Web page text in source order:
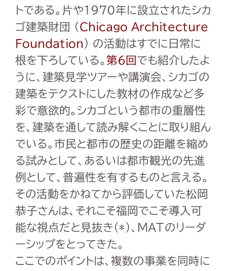
トである。片や1970年に設立されたシカ
ゴ建築財団 ( Chicago Architecture
Foundation ) の活動はすでに日常に
根を下ろしている。 第6回 でも紹介したよ
うに、建築見学ツアーや講演会、シカゴの
建築をテクストにした教材の作成など多
彩で意欲的。シカゴという都市の重層性
を、建築を通して読み解くことに取り組ん
でいる。市民と都市の歴史の距離を縮め
る試みとして、あるいは都市観光の先進
例として、普遍性を有するものと言える。
その活動をかねてから評価していた松岡
恭子さんは、それこそ福岡でこそ導入可
能な視点だと見抜き(*)、MATのリーダ
ーシップをとってきた。
ここでのポイントは、複数の事業を同時に